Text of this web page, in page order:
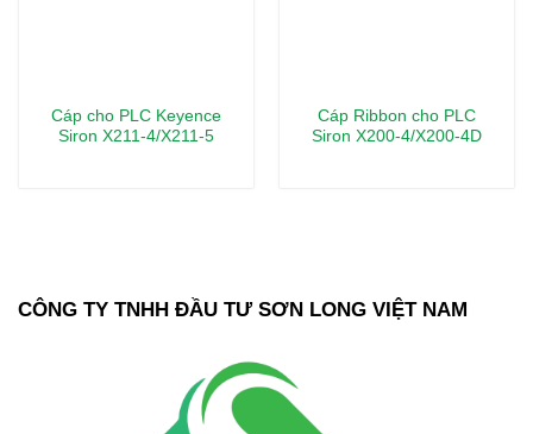
Cáp cho PLC Keyence
Siron X211-4/X211-5
Cáp Ribbon cho PLC
Siron X200-4/X200-4D
CÔNG TY TNHH ĐẦU TƯ SƠN LONG VIỆT NAM